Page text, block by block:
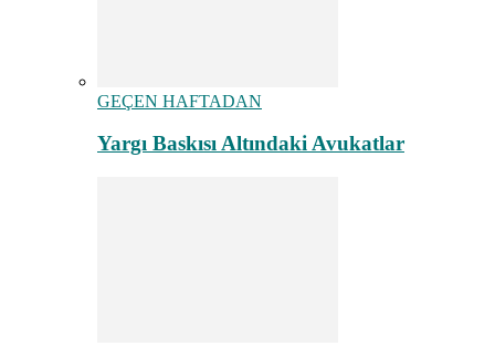
GEÇEN HAFTADAN
Yargı Baskısı Altındaki Avukatlar